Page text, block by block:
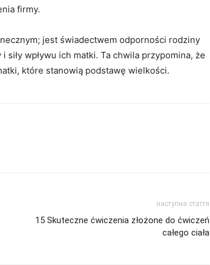
firmy.
jest świadectwem odporności rodziny
wpływu ich matki. Ta chwila przypomina, że
które stanowią podstawę wielkości.
наступна стаття
15 Skuteczne ćwiczenia złożone do ćwiczeń
całego ciała